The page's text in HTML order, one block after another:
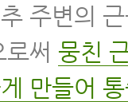
주변의
써 뭉친
만들어